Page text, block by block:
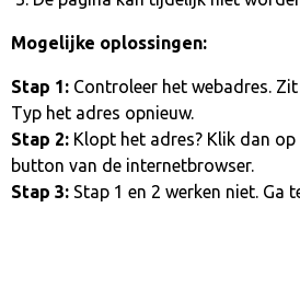
Mogelijke oplossingen:
Stap 1: Controleer het webadres.
Typ het adres opnieuw.
Stap 2: Klopt het adres? Klik dan
button van de internetbrowser.
Stap 3: Stap 1 en 2 werken niet. Ga